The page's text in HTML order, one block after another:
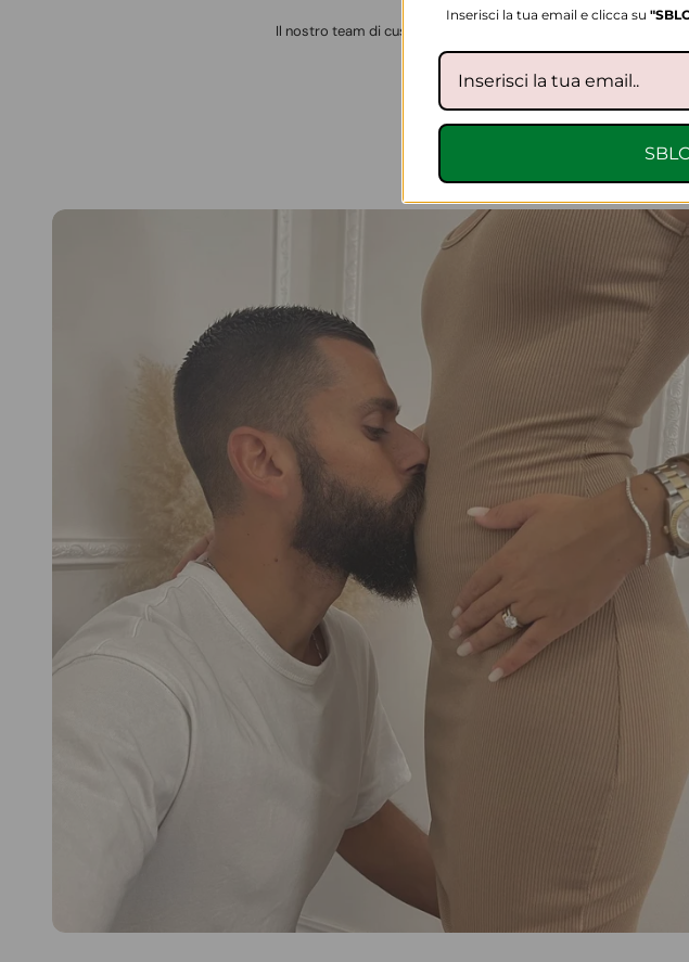
Il nostro team di customer service è a tua disposizione dal
Tempo
Inserisci la tua email e clicca su